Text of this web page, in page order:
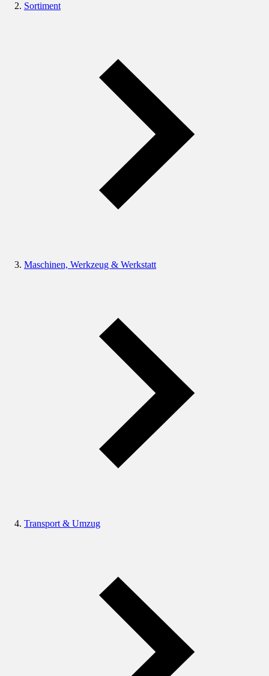
Sortiment
Maschinen, Werkzeug & Werkstatt
Transport & Umzug